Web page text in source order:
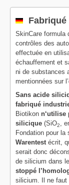
Fabriqué
SkinCare formula
contrôles des
effectuée en
échauffement et
ni de substances
mentionnées sur
Sans acide
fabriqué
Biotikon n‘utilise
silicique (SiO2,
Fondation pour la
Warentestécrit,
serait donc
de silicium dans
stoppé
silicium. Il ne faut